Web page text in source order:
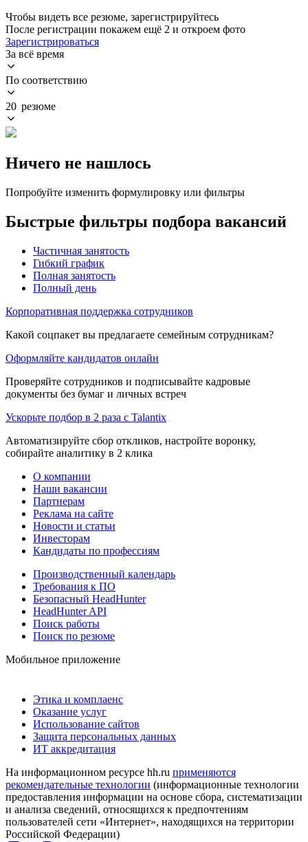
Чтобы видеть все резюме, зарегистрируйтесь
После регистрации покажем ещё 2 и откроем фото
Зарегистрироваться
За всё время
По соответствию
20 резюме
Ничего не нашлось
Попробуйте изменить формулировку или фильтры
Быстрые фильтры подбора вакансий
Частичная занятость
Гибкий график
Полная занятость
Полный день
Корпоративная поддержка сотрудников
Какой соцпакет вы предлагаете семейным сотрудникам?
Оформляйте кандидатов онлайн
Проверяйте сотрудников и подписывайте кадровые
документы без бумаг и личных встреч
Ускорьте подбор в 2 раза с Talantix
Автоматизируйте сбор откликов, настройте воронку,
собирайте аналитику в 2 клика
О компании
Наши вакансии
Партнерам
Реклама на сайте
Новости и статьи
Инвесторам
Кандидаты по профессиям
Производственный календарь
Требования к ПО
Безопасный HeadHunter
HeadHunter API
Поиск работы
Поиск по резюме
Мобильное приложение
Этика и комплаенс
Оказание услуг
Использование сайтов
Защита персональных данных
ИТ аккредитация
На информационном ресурсе hh.ru применяются
рекомендательные технологии (информационные технологии
предоставления информации на основе сбора, систематизации
и анализа сведений, относящихся к предпочтениям
пользователей сети «Интернет», находящихся на территории
Российской Федерации)